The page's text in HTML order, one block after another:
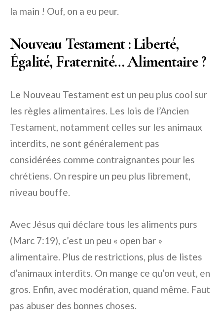
la main ! Ouf, on a eu peur.
Nouveau Testament : Liberté,
Égalité, Fraternité… Alimentaire ?
Le Nouveau Testament est un peu plus cool sur
les règles alimentaires. Les lois de l’Ancien
Testament, notamment celles sur les animaux
interdits, ne sont généralement pas
considérées comme contraignantes pour les
chrétiens. On respire un peu plus librement,
niveau bouffe.
Avec Jésus qui déclare tous les aliments purs
(Marc 7:19), c’est un peu « open bar »
alimentaire. Plus de restrictions, plus de listes
d’animaux interdits. On mange ce qu’on veut, en
gros. Enfin, avec modération, quand même. Faut
pas abuser des bonnes choses.